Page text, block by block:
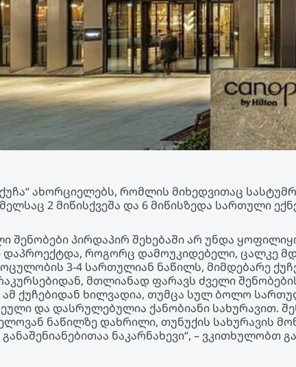
ახორციელებს, რომლის მიხედვითაც
2 მიწისქვეშა და 6 მიწისზედა სართული
შენობები პირდაპირ შეხებაში არ უნდა
დაპროექტდა, როგორც დამოუკიდებელი, ცალკე
3-4 სართულიან ნაწილს, მიმდებარე
მთლიანად ფარავს ძველი
ქუჩებიდან ხილვადია, თუმცა სულ ბოლო
და დასრულებულია ქანობიანი სახურავით.
ნაწილზე დახრილი, თუნუქის სახურავის
ნაკარნახევი“, – ვკითხულობთ